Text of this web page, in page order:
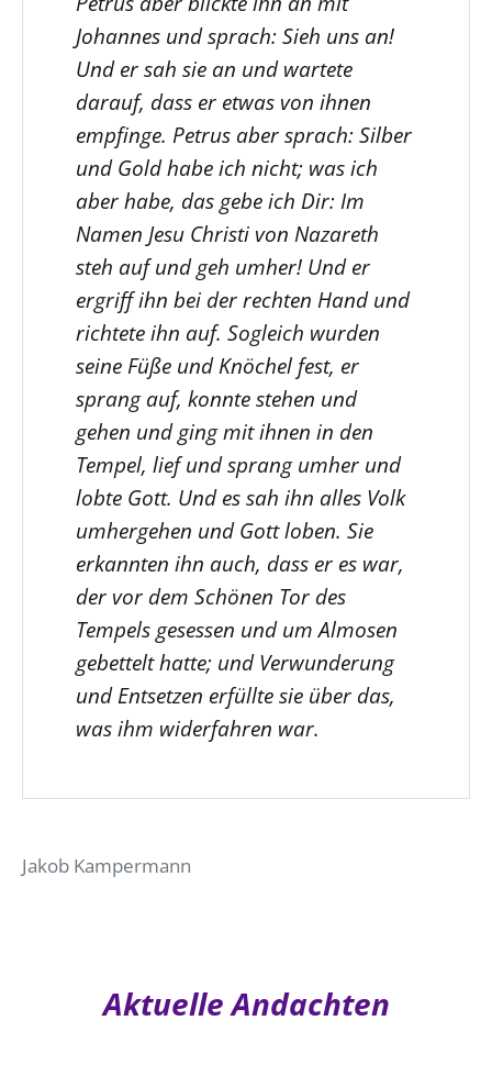
Johannes und sprach: Sieh uns an!
Und er sah sie an und wartete
darauf, dass er etwas von ihnen
empfinge. Petrus aber sprach: Silber
und Gold habe ich nicht; was ich
aber habe, das gebe ich Dir: Im
Namen Jesu Christi von Nazareth
steh auf und geh umher! Und er
ergriff ihn bei der rechten Hand und
richtete ihn auf. Sogleich wurden
seine Füße und Knöchel fest, er
sprang auf, konnte stehen und
gehen und ging mit ihnen in den
Tempel, lief und sprang umher und
lobte Gott. Und es sah ihn alles Volk
umhergehen und Gott loben. Sie
erkannten ihn auch, dass er es war,
der vor dem Schönen Tor des
Tempels gesessen und um Almosen
gebettelt hatte; und Verwunderung
und Entsetzen erfüllte sie über das,
was ihm widerfahren war.
Jakob Kampermann
Aktuelle Andachten